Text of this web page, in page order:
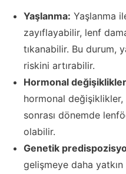
Yaşlanma: Yaşlanma
zayıflayabilir, lenf
tıkanabilir. Bu durum,
riskini artırabilir.
Hormonal
hormonal
sonrası dönemde
olabilir.
Genetik
gelişmeye daha